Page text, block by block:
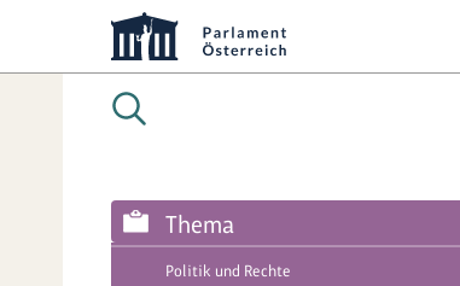
Thema
Politik und Rechte